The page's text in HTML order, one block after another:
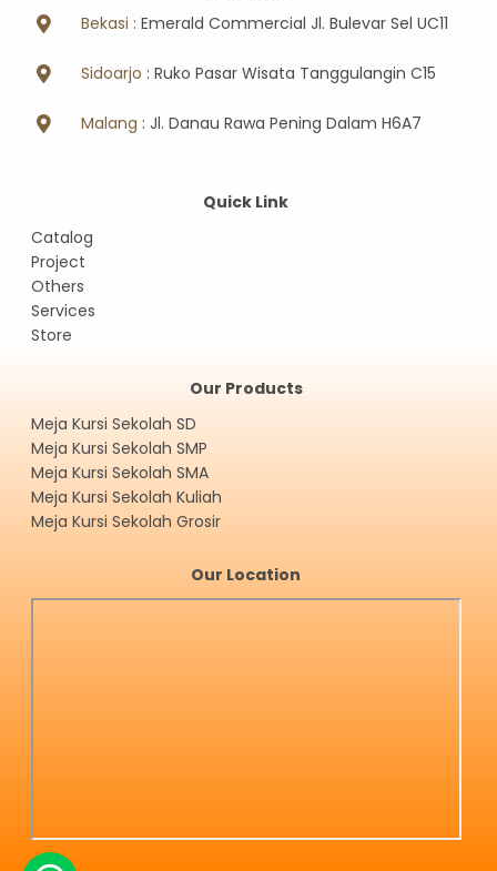
Bekasi : Emerald Commercial Jl. Bulevar Sel UC11
Sidoarjo : Ruko Pasar Wisata Tanggulangin C15
Malang : Jl. Danau Rawa Pening Dalam H6A7
Quick Link
Catalog
Project
Others
Services
Store
Our Products
Meja Kursi Sekolah SD
Meja Kursi Sekolah SMP
Meja Kursi Sekolah SMA
Meja Kursi Sekolah Kuliah
Meja Kursi Sekolah Grosir
Our Location